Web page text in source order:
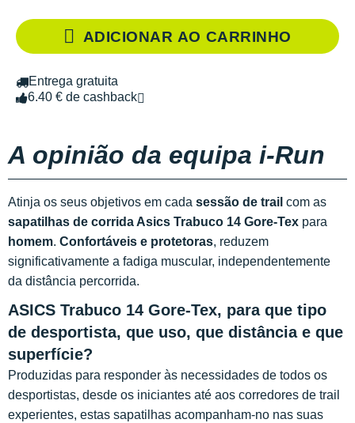
ADICIONAR AO CARRINHO
Entrega gratuita
6.40 € de cashback
A opinião da equipa i-Run
Atinja os seus objetivos em cada sessão de trail com as
sapatilhas de corrida Asics Trabuco 14 Gore-Tex para
homem. Confortáveis e protetoras, reduzem
significativamente a fadiga muscular, independentemente
da distância percorrida.
ASICS Trabuco 14 Gore-Tex, para que tipo
de desportista, que uso, que distância e que
superfície?
Produzidas para responder às necessidades de todos os
desportistas, desde os iniciantes até aos corredores de trail
experientes, estas sapatilhas acompanham-no nas suas